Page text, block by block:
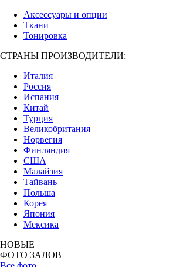
Аксессуары и опции
Ткани
Тонировка
СТРАНЫ ПРОИЗВОДИТЕЛИ:
Италия
Россия
Испания
Китай
Турция
Великобритания
Норвегия
Финляндия
США
Малайзия
Тайвань
Польша
Корея
Япония
Мексика
НОВЫЕ
ФОТО ЗАЛОВ